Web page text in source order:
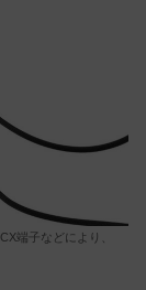
端子などにより、